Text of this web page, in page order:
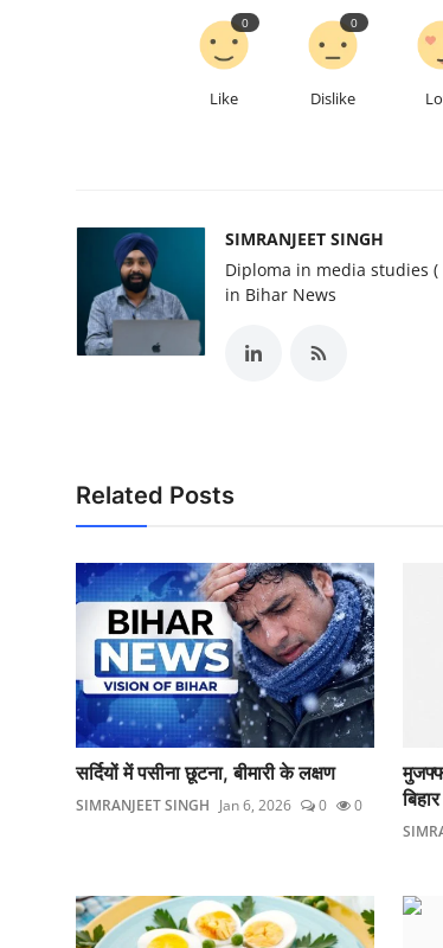
Like
0
Dislike
0
SIMRANJEET SINGH
Diploma in media studies
in Bihar News
Related Posts
सर्दियों में पसीना छूटना, बीमारी के लक्षण
SIMRANJEET SINGH Jan 6, 2026 0 0